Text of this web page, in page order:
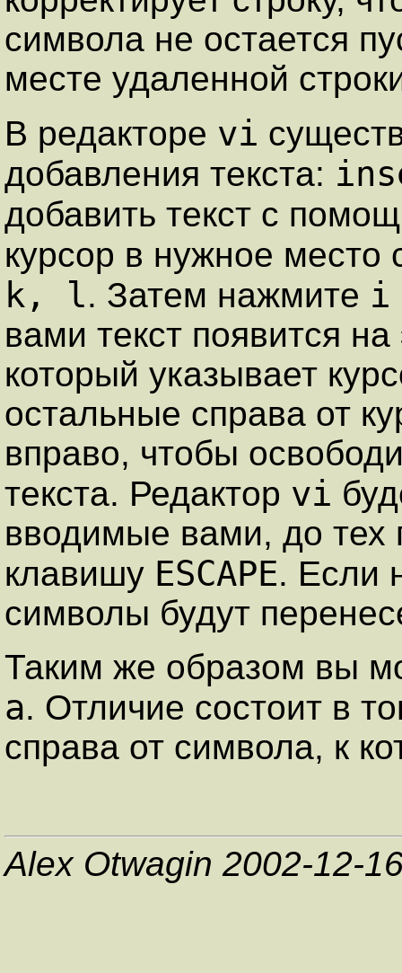
символа не остается
месте удаленной
В редакторе vi
добавления текста:
добавить текст с
курсор в нужное
k, l. Затем нажмите i
вами текст появится
который указывает
остальные справа от
вправо, чтобы
текста. Редактор vi
вводимые вами, до тех
клавишу ESCAPE. Если
символы будут
Таким же образом вы
a. Отличие состоит в
справа от символа, к
Alex Otwagin 2002-12-